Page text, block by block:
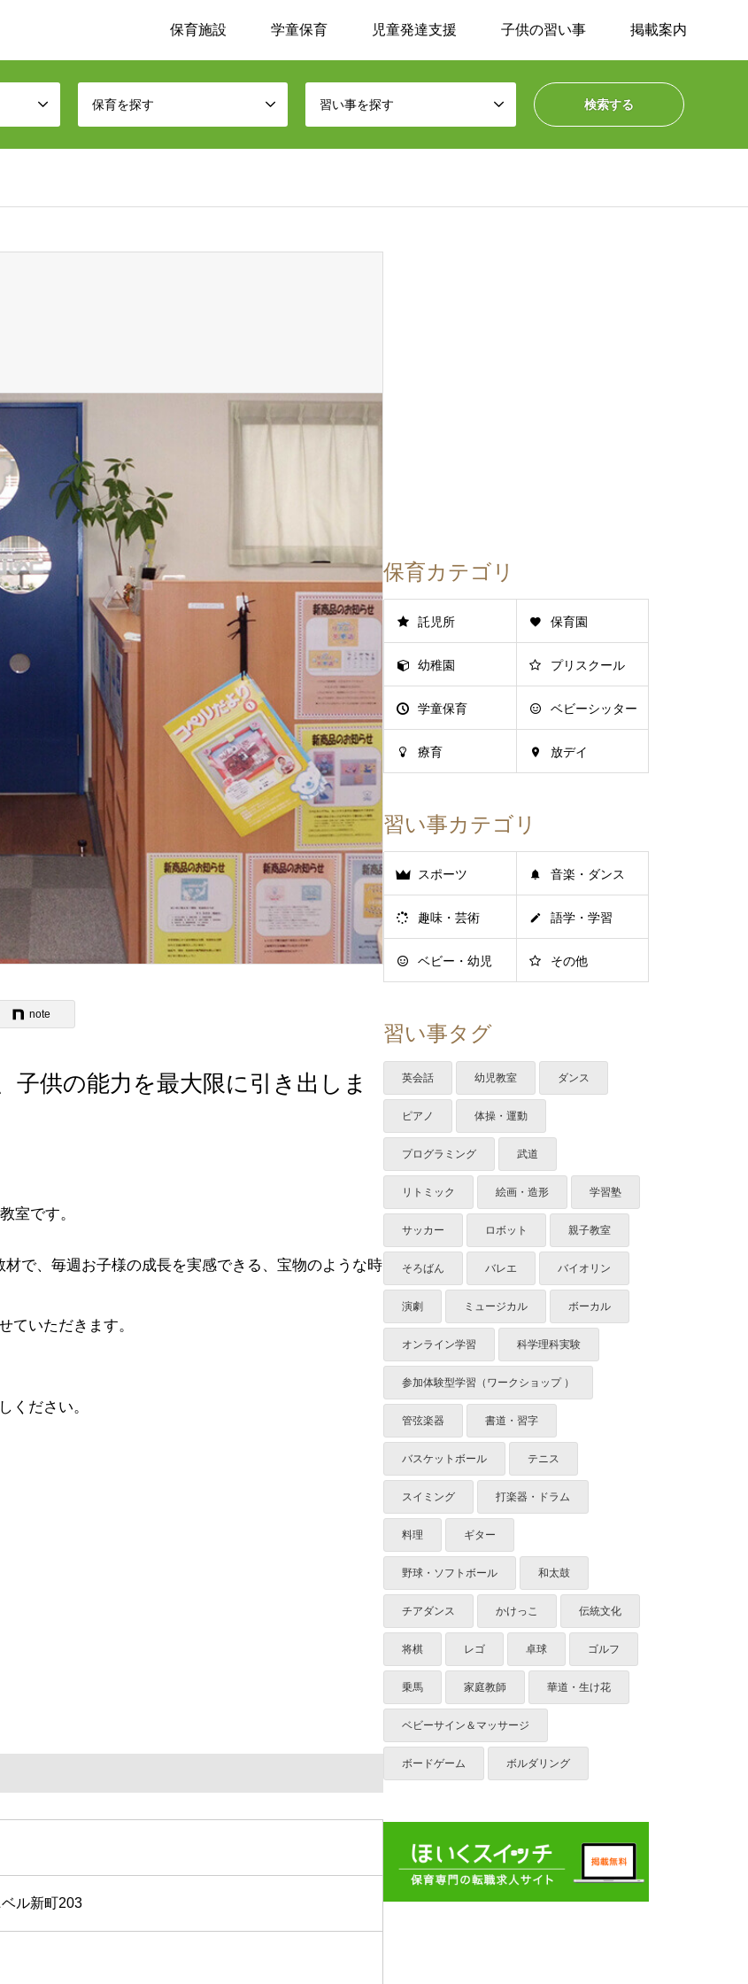
保育施設 学童保育 児童発達支援 子供の習い事 掲載案内
保育を探す 習い事を探す
note
供の能力を最大限に引き出しま
室です。
で、毎週お子様の成長を実感できる、宝物のような時
ていただきます。
ください。
ル新町203
保育カテゴリ
託児所 保育園
幼稚園 プリスクール
学童保育 ベビーシッター
療育 放デイ
習い事カテゴリ
スポーツ 音楽・ダンス
趣味・芸術 語学・学習
ベビー・幼児 その他
習い事タグ
英会話 幼児教室 ダンス
ピアノ 体操・運動
プログラミング 武道
リトミック 絵画・造形 学習塾
サッカー ロボット 親子教室
そろばん バレエ バイオリン
演劇 ミュージカル ボーカル
オンライン学習 科学理科実験
参加体験型学習（ワークショップ ）
管弦楽器 書道・習字
バスケットボール テニス
スイミング 打楽器・ドラム
料理 ギター
野球・ソフトボール 和太鼓
チアダンス かけっこ 伝統文化
将棋 レゴ 卓球 ゴルフ
乗馬 家庭教師 華道・生け花
ベビーサイン＆マッサージ
ボードゲーム ボルダリング